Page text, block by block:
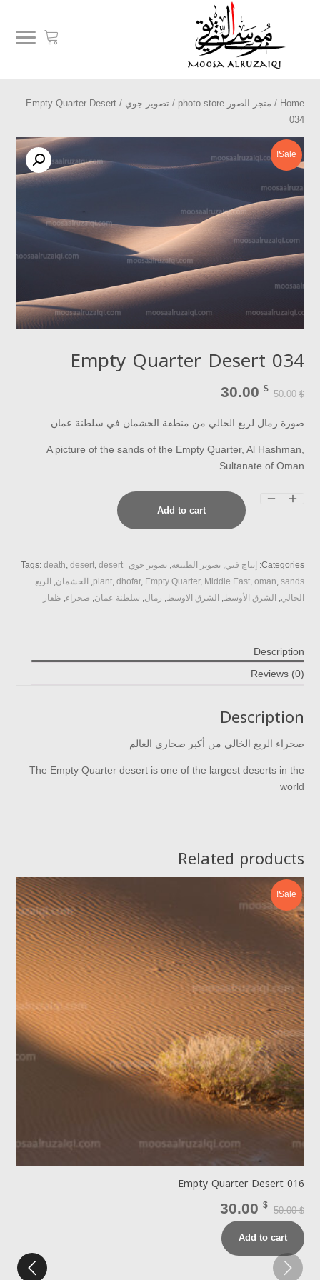
Home
/ متجر الصور photo store / تصوير جوي
/ Empty Quarter Desert
034
Sale!
Empty Quarter Desert 034
50.00$
30.00 $
صورة رمال لربع الخالي من منطقة الحشمان في سلطنة عمان
A picture of the sands of the Empty Quarter, Al Hashman,
Sultanate of Oman
Empty
quantity
Add to cart
Categories: إنتاج فني, تصوير الطبيعة, تصوير جوي Tags: death, desert, desert
plant, dhofar, Empty Quarter, Middle East, oman, sands
, الحشمان, الربع
الخالي, الشرق الأوسط, الشرق الاوسط, رمال, سلطنة عمان, صحراء, ظفار
Description
Reviews (0)
Description
صحراء الربع الخالي من أكبر صحاري العالم
The Empty Quarter desert is one of the largest deserts in the
world
Related products
Sale!
Empty Quarter Desert 016
50.00$
30.00 $
Add to cart